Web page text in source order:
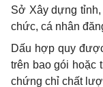
Sở Xây dựng
chức, cá nhân
Dấu hợp quy
trên bao gói hoặc
chứng chỉ chất